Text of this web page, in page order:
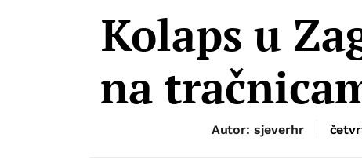
Kolaps u
na
Autor: sjeverhr